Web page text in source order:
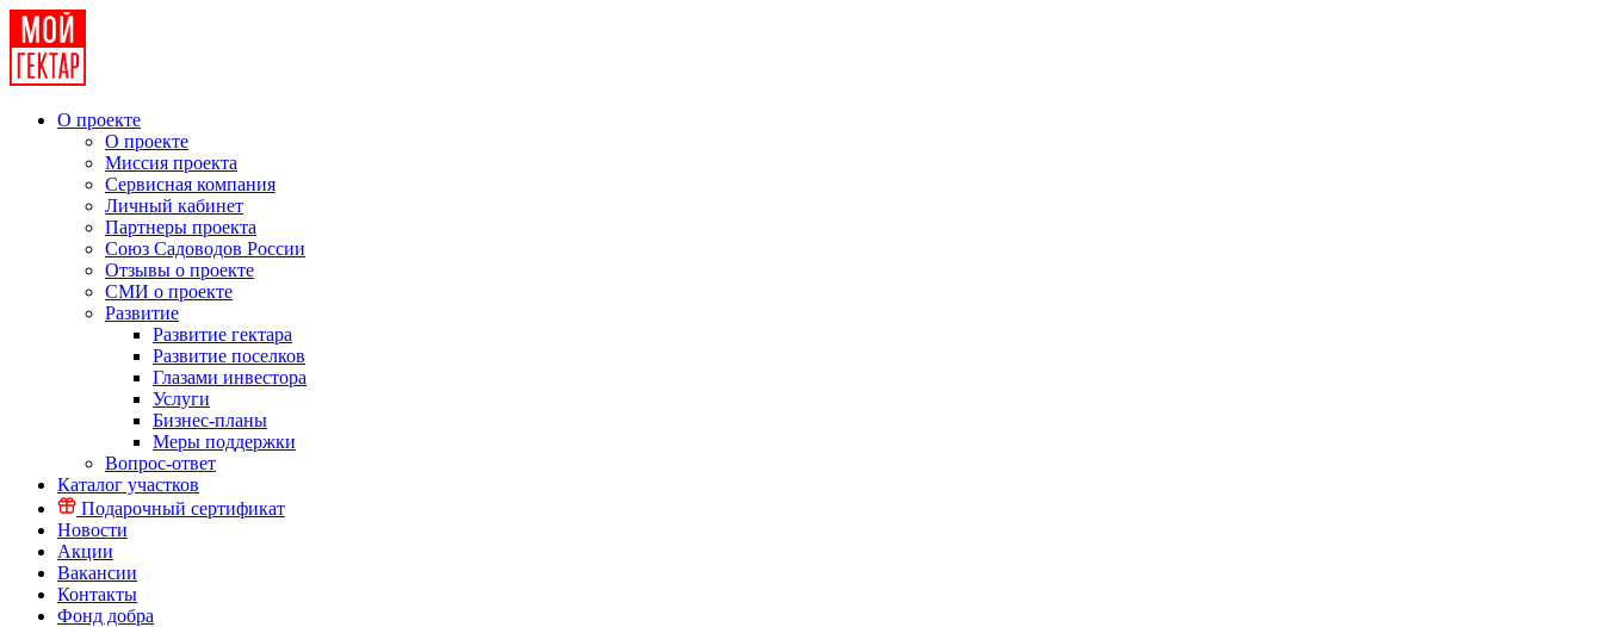
О проекте
О проекте
Миссия проекта
Сервисная компания
Личный кабинет
Партнеры проекта
Союз Садоводов России
Отзывы о проекте
СМИ о проекте
Развитие
Развитие гектара
Развитие поселков
Глазами инвестора
Услуги
Бизнес-планы
Меры поддержки
Вопрос-ответ
Каталог участков
Подарочный сертификат
Новости
Акции
Вакансии
Контакты
Фонд добра